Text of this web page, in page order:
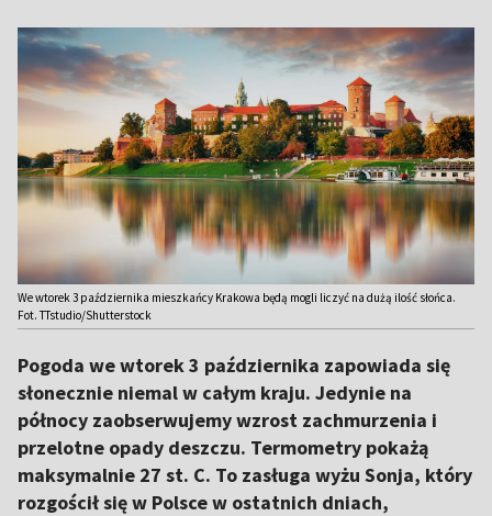
We wtorek 3 października mieszkańcy Krakowa będą mogli liczyć na dużą ilość słońca.
Fot. TTstudio/Shutterstock
Pogoda we wtorek 3 października zapowiada się
słonecznie niemal w całym kraju. Jedynie na
północy zaobserwujemy wzrost zachmurzenia i
przelotne opady deszczu. Termometry pokażą
maksymalnie 27 st. C. To zasługa wyżu Sonja, który
rozgościł się w Polsce w ostatnich dniach,